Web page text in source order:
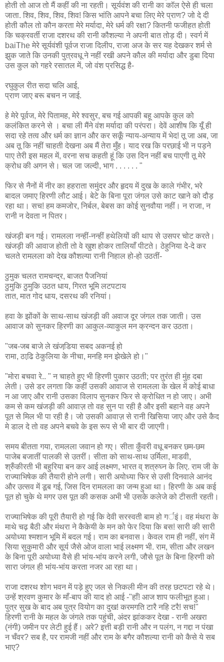
होती तो आज तो मैं कहीं की ना रहती। सूर्यवंश की रानी का कॉल ऐसे ही चला
जाता. शिव, शिव, शिव, शिव! किस भांति आपने बचा लिए मेरे प्राण? जो दे दी
होती कौल तो कौन करता मेरे मर्यादा, मेरे धर्म की रक्षा? कितनी फजीहत होती
कि चक्रवर्ती राजा दशरथ की रानी कौशल्या ने अपनी बात तोड़ दी। स्वर्ग में
baiThe मेरे सूर्यवंशी पूर्वज राजा दिलीप, राजा अज के सर यह देखकर शर्म से
झुक जाते कि उनकी पुत्रवधू ने नहीं रखी अपने कौल की मर्यादा और डुबा दिया
उस कुल को गहरे रसातल में, जो वंश प्रसिद्ध है-
रघुकुल रीत सदा चलि आई,
प्राण जाए बरू बचन न जाई.
हे मेरे पूर्वज, मेरे पितामह, मेरे श्वसुर, बच गई आपकी बहू आपके कुल को
कलंकित करने से । बचा ली मैंने वंश मर्यादा की परंपरा। देवें आशीष कि यूँ ही
सदा रहे तत्व और धर्म का ज्ञान और कर सकूँ न्याय-अन्याय में भेद! तू जा अब, जा
अब तू कि नहीं चाहती देखना अब मैं तेरा मुँह। याद रख कि परछाई भी न पड़ने
पाए तेरी इस महल में, वरना सच कहती हूं कि उस दिन नहीं बच पाएगी तू मेरे
क्रोध की अगन से। चल जा जल्दी, भाग . . . . . . "
फिर से नैनों में नीर का हहराता समुंदर और हृदय में दुख के काले गंभीर, भरे
बादल जमाए हिरणी लौट आई। बेटे के बिना पूरा जंगल उसे काट खाने को दौड़
रहा था। सच! हम कमजोर, निर्बल, बेबस का कोई सुनवौया नहीं। न राजा, न
रानी न देवता न पितर।
खंजड़ी बन गई। रामलला नन्हीं-नन्हीं हथेलियों की थाप से उसपर चोट करते।
खंजड़ी की आवाज होती तो वे खुश होकर तालियाँ पीटते। ठेहुनिया दे-दे कर
चलते रामलला को देख कौशल्या रानी निहाल हो-हो उठतीं-
ठुमुक चलत रामचन्द्र, बाजत पैजनियां
ठुमुकि ठुमुकि उठत धाय, गिरत भूमि लटपटाय
तात, मात गोद धाय, दसरथ की रनियां।
हवा के झोंकों के साथ-साथ खंजड़ी की अवाज दूर जंगल तक जाती। उस
आवाज को सुनकर हिरणी का आकुल-व्याकुल मन क्रन्दन कर उठता।
"जब-जब बाजे ले खंजडि़या सबद अकनई हो
रामा, ठाढि़ ठेकुलिया के नीचा, मनहि मन झेखेले हो।"
"मोरा बचवा रे.. " न चाहते हुए भी हिरणी पुकार उठती; पर तुरंत ही मुंह दबा
लेती। उसे डर लगता कि कहीं उसकी आवाज से रामलला के खेल में कोई बाधा
न आ जाए और रानी उसका विलाप सुनकर फिर से क्रोधित न हो जाए। अभी
कम से कम खंजड़ी की आवाज़ तो वह सुन पा रही है और इसी बहाने वह अपने
पूत से मिल भी पा रही है। जो उसकी आवाज़ से रानी खिसिया जाए और उसे कैद
मे डाल दे तो वह अपने बचवे के इस रूप से भी बार दी जाएगी।
समय बीतता गया, रामलला जवान हो गए। सीता कुँवरी वधू बनकर छम-छम
पाजेब बजातीं पालकी से उतरीं। सीता को साथ-साथ उर्मिला, माडवी,
श्रुँकीरती भी बहुरिया बन कर आई लक्ष्मण, भारत व् शत्रुघ्न के लिए. राम जी के
राज्याभिषेक की तैयारी होने लगी। सारी अयोध्या फिर से उसी दिनवाले आनंद
और उत्सव में डूब गई, जिस दिन रामलला का जन्म हुआ था। हिरणी के अब कई
पूत हो चुके थे मगर उस पूत की कसक अभी भी उसके कलेजे को टीसती रहती।
राज्याभिषेक की पूरी तैयारी हो गई कि देवी सरस्वती बाम हो गर्इं। वह मंथरा के
माथे चढ़ बैठी और मंथरा ने कैकेयी के मन को फेर दिया कि बस! सारी की सारी
अयोध्या श्मशान भूमि में बदल गई। राम का बनवास। केवल राम ही नहीं, संग में
सिया सुकुमारी और सूर्य जैसे ओज वाला भाई लक्ष्मण भी. राम, सीता और लखन
के बिना पूरी अयोध्या वैसे ही भांय-भांय करने लगी, जौसे पूत के बिना हिरणी को
सारा जंगल ही भांय-भांय करता नजर आ रहा था।
राजा दशरथ शोग भवन में पड़े हुए जल से निकली मीन की तरह छटपटा रहे थे।
उन्हें श्रवण कुमार के माँ-बाप की याद हो आई -"हाँ! आज शाप फलीभूत हुआ।
पुत्र सुख के बाद अब पुत्र वियोग का दुख! करमगति टारै नहि टरै! सच!"
हिरणी रानी के महल के जंगले तक पहुंची, अंदर झांककर देखा - रानी अखरा
(नंगी) जमीन पर लेटी हुई हैं। अरे? इत्ती बड़ी रानी और न पलंग, न गद्दा न पंखा
न चँवर? सब है, पर रामजी नहीं और राम के बगैर कौशल्या रानी को कैसे ये सब
भाए?